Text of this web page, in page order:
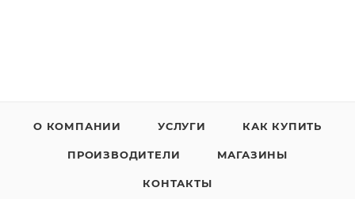
О КОМПАНИИ УСЛУГИ КАК КУПИТЬ
ПРОИЗВОДИТЕЛИ МАГАЗИНЫ
КОНТАКТЫ